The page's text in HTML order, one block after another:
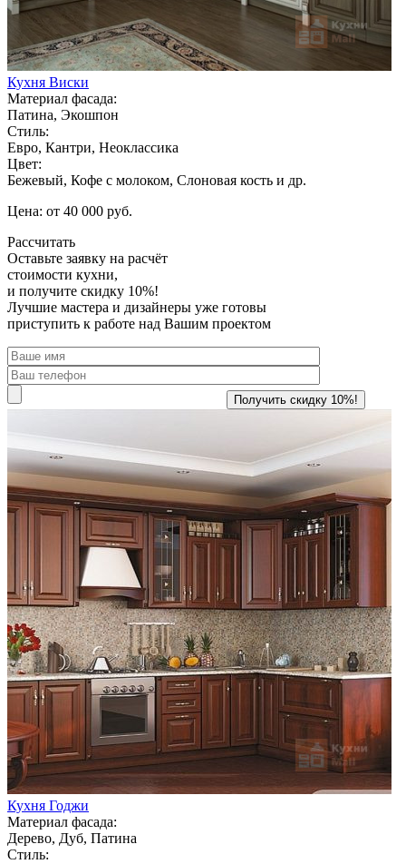
Кухня Виски
Материал фасада:
Патина, Экошпон
Стиль:
Евро, Кантри, Неоклассика
Цвет:
Бежевый, Кофе с молоком, Слоновая кость и др.
Цена: от 40 000 руб.
Рассчитать
Оставьте заявку на расчёт
стоимости кухни,
и получите скидку 10%!
Лучшие мастера и дизайнеры уже готовы
приступить к работе над Вашим проектом
Кухня Годжи
Материал фасада:
Дерево, Дуб, Патина
Стиль: